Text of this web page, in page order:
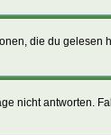
die du
nicht antworten.